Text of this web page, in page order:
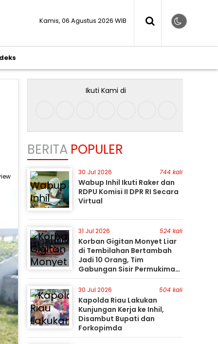
Kamis, 06 Agustus 2026 WIB
Ikuti Kami di
BERITA POPULER
30 Jul 2026 744 kali
Wabup Inhil Ikuti Raker dan
RDPU Komisi II DPR RI Secara
Virtual
31 Jul 2026 524 kali
Korban Gigitan Monyet Liar
di Tembilahan Bertambah
Jadi 10 Orang, Tim
Gabungan Sisir Permukiman
Gunakan Perahu Karet
30 Jul 2026 504 kali
Kapolda Riau Lakukan
Kunjungan Kerja ke Inhil,
Disambut Bupati dan
Forkopimda